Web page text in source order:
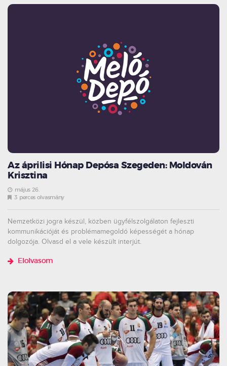
Az áprilisi Hónap Depósa Szegeden: Moldován
Krisztina
május 26.
3 perces olvasmány
Nemzetközi jogra készül, közben ügyfélszolgálaton fejleszti
kommunikációját és problémamegoldó képességét a hónap
dolgozója. Olvasd el a vele készült interjút.
Elolvasom